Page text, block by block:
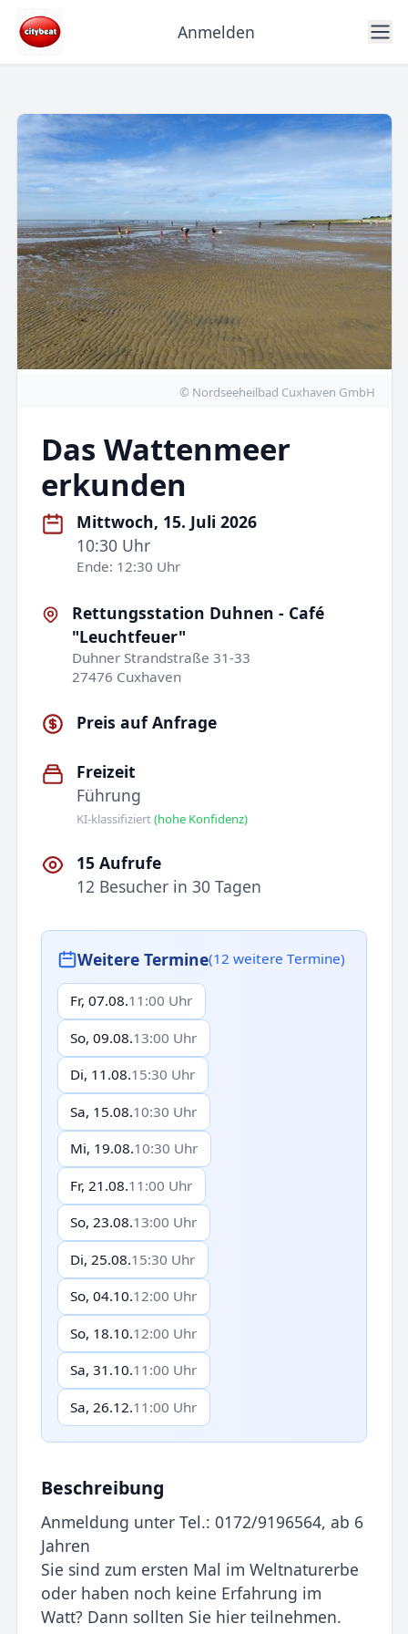
Anmelden
© Nordseeheilbad Cuxhaven GmbH
Das Wattenmeer
erkunden
Mittwoch, 15. Juli 2026
10:30 Uhr
Ende: 12:30 Uhr
Rettungsstation Duhnen - Café
"Leuchtfeuer"
Duhner Strandstraße 31-33
27476 Cuxhaven
Preis auf Anfrage
Freizeit
Führung
KI-klassifiziert(hohe Konfidenz)
15 Aufrufe
12 Besucher in 30 Tagen
Weitere Termine(12 weitere Termine)
Fr, 07.08.11:00 Uhr
So, 09.08.13:00 Uhr
Di, 11.08.15:30 Uhr
Sa, 15.08.10:30 Uhr
Mi, 19.08.10:30 Uhr
Fr, 21.08.11:00 Uhr
So, 23.08.13:00 Uhr
Di, 25.08.15:30 Uhr
So, 04.10.12:00 Uhr
So, 18.10.12:00 Uhr
Sa, 31.10.11:00 Uhr
Sa, 26.12.11:00 Uhr
Beschreibung
Anmeldung unter Tel.: 0172/9196564, ab 6
Jahren
Sie sind zum ersten Mal im Weltnaturerbe
oder haben noch keine Erfahrung im
Watt? Dann sollten Sie hier teilnehmen.